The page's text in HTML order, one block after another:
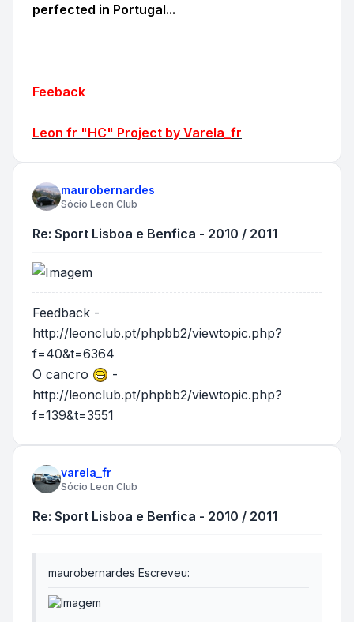
perfected in Portugal...
Feeback
Leon fr "HC" Project by Varela_fr
maurobernardes
Sócio Leon Club
Re: Sport Lisboa e Benfica - 2010 / 2011
Feedback -
http://leonclub.pt/phpbb2/viewtopic.php?
f=40&t=6364
O cancro
-
http://leonclub.pt/phpbb2/viewtopic.php?
f=139&t=3551
varela_fr
Sócio Leon Club
Re: Sport Lisboa e Benfica - 2010 / 2011
maurobernardes Escreveu: